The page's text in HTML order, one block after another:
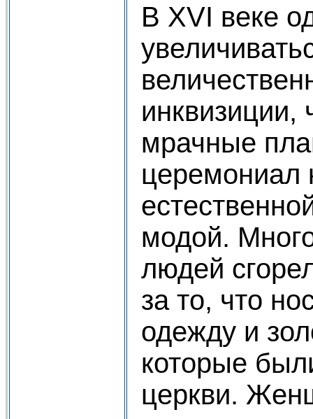
В XVI веке
инквизиции,
мрачные
церемониал
модой.
людей
за то, что
одежду и
которые
церкви.